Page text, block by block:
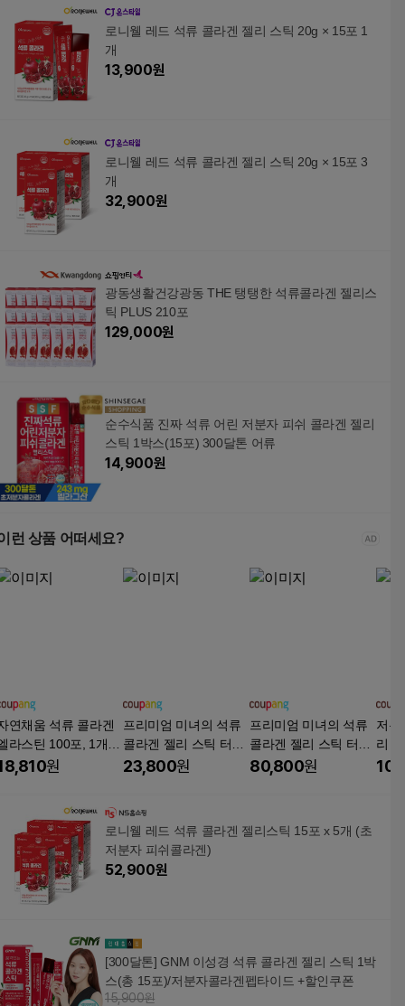
로니웰 레드 석류 콜라겐 젤리 스틱 20g × 15포 1
개
13,900원
로니웰 레드 석류 콜라겐 젤리 스틱 20g × 15포 3
개
32,900원
광동생활건강광동 THE 탱탱한 석류콜라겐 젤리스
틱 PLUS 210포
129,000원
순수식품 진짜 석류 어린 저분자 피쉬 콜라겐 젤리
스틱 1박스(15포) 300달톤 어류
14,900원
런 상품 어떠세요?
연채움 석류 콜라겐
라스틴 100포, 1개,
원
프리미엄 미녀의 석류
콜라겐 젤리 스틱 터키
산 튀르키예산 석류 농
23,800원
프리미엄 미녀의 석류
콜라겐 젤리 스틱 터키
산 튀르키예산 석류 농
80,800원
저분
리
과즙
로니웰 레드 석류 콜라겐 젤리스틱 15포 x 5개 (초
저분자 피쉬콜라겐)
52,900원
[300달톤] GNM 이성경 석류 콜라겐 젤리 스틱 1박
스(총 15포)/저분자콜라겐펩타이드 +할인쿠폰
15,900원